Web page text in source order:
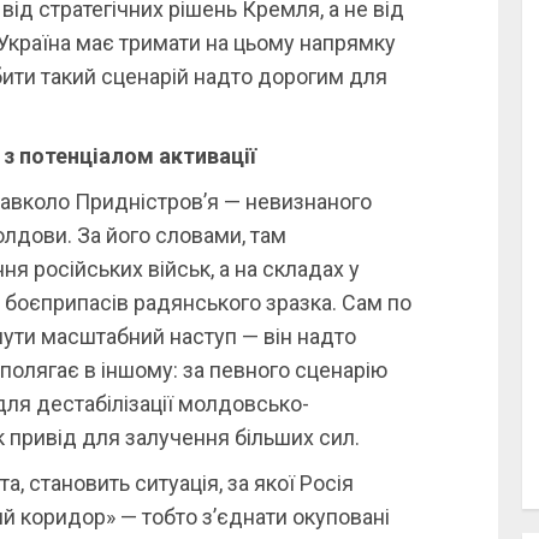
стратегічних рішень Кремля, а не від
має тримати на цьому напрямку
такий сценарій надто дорогим для
потенціалом активації
Придністров’я — невизнаного
За його словами, там
російських військ, а на складах у
радянського зразка. Сам по
масштабний наступ — він надто
в іншому: за певного сценарію
дестабілізації молдовсько-
привід для залучення більших сил.
становить ситуація, за якої Росія
коридор» — тобто з’єднати окуповані